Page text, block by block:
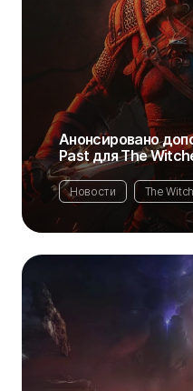
Анонсировано
Past для The
Новости The